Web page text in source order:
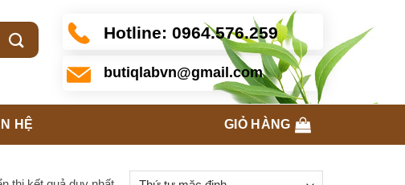
Hotline: 0964.576.259
butiqlabvn@gmail.com
HỆ GIỎ HÀNG